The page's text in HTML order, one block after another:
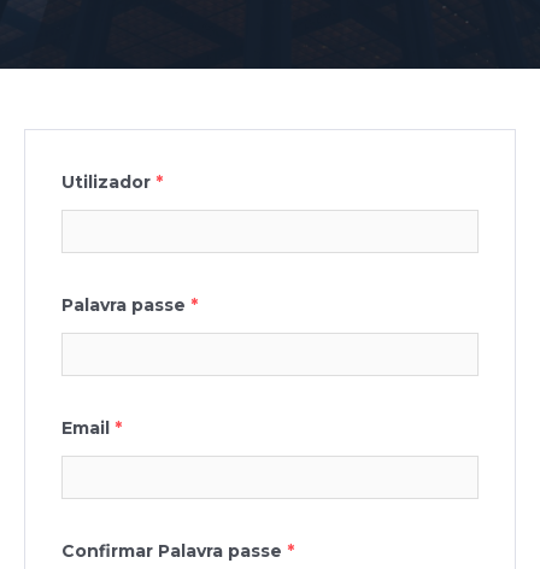
Utilizador *
Palavra passe *
Email *
Confirmar Palavra passe *